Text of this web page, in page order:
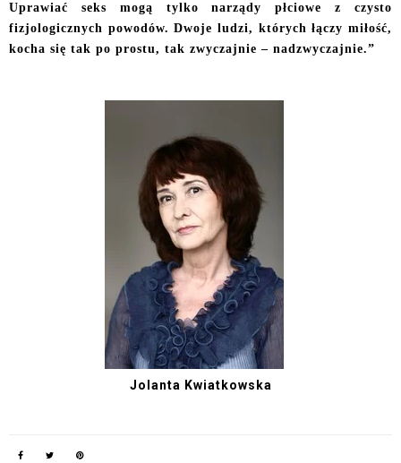
Uprawiać seks mogą tylko narządy płciowe z czysto
fizjologicznych powodów. Dwoje ludzi, których łączy miłość,
kocha się tak po prostu, tak zwyczajnie – nadzwyczajnie.”
Jolanta Kwiatkowska